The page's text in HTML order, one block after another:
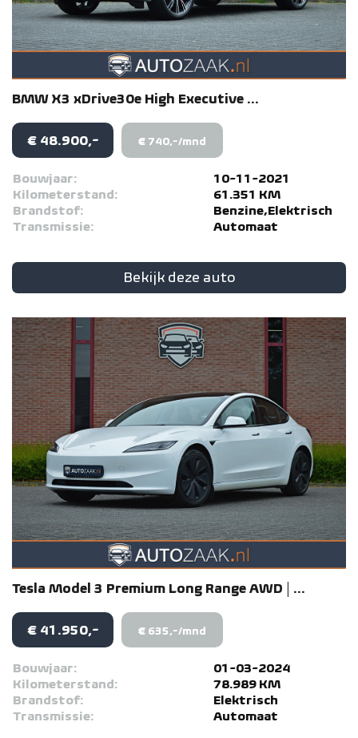
BMW X3 xDrive30e High Executive ...
€ 48.900,- € 740,-/mnd
Bouwjaar:
10-11-2021
Kilometerstand:
61.351 KM
Brandstof:
Benzine,Elektrisch
Transmissie:
Automaat
Bekijk deze auto
Tesla Model 3 Premium Long Range AWD | ...
€ 41.950,- € 635,-/mnd
Bouwjaar:
01-03-2024
Kilometerstand:
78.989 KM
Brandstof:
Elektrisch
Transmissie:
Automaat